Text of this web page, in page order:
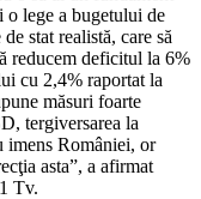
o lege a bugetului de
stat realistă, care să
reducem deficitul la 6%
cu 2,4% raportat la
măsuri foarte
tergiversarea la
imens României, or
asta”, a afirmat
Tv.